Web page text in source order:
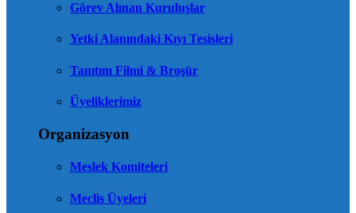
Görev Alınan Kuruluşlar
Yetki Alanındaki Kıyı Tesisleri
Tanıtım Filmi & Broşür
Üyeliklerimiz
Organizasyon
Meslek Komiteleri
Meclis Üyeleri